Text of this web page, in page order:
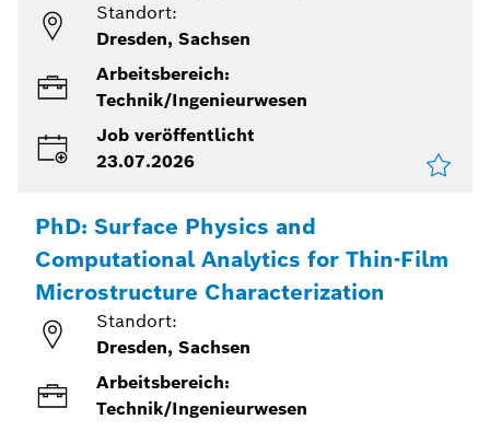
Standort:
Dresden, Sachsen
Arbeitsbereich:
Technik/Ingenieurwesen
Job veröffentlicht
23.07.2026
PhD: Surface Physics and
Computational Analytics for Thin-Film
Microstructure Characterization
Standort:
Dresden, Sachsen
Arbeitsbereich:
Technik/Ingenieurwesen